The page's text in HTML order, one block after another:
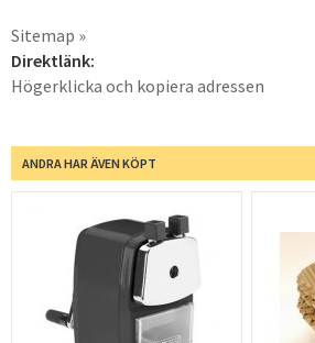
Sitemap »
Direktlänk:
Högerklicka och kopiera adressen
ANDRA HAR ÄVEN KÖPT